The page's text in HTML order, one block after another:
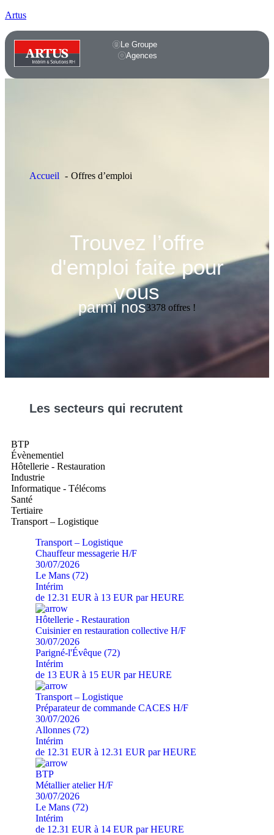
Artus
Le Groupe
Agences
Accueil Offres d’emploi
Trouvez l’offre
d'emploi faite pour
vous
parmi nos3378 offres !
Les secteurs qui recrutent
BTP
Évènementiel
Hôtellerie - Restauration
Industrie
Informatique - Télécoms
Santé
Tertiaire
Transport – Logistique
Transport – Logistique
Chauffeur messagerie H/F
30/07/2026
Le Mans (72)
Intérim
de 12.31 EUR à 13 EUR par HEURE
Hôtellerie - Restauration
Cuisinier en restauration collective H/F
30/07/2026
Parigné-l'Évêque (72)
Intérim
de 13 EUR à 15 EUR par HEURE
Transport – Logistique
Préparateur de commande CACES H/F
30/07/2026
Allonnes (72)
Intérim
de 12.31 EUR à 12.31 EUR par HEURE
BTP
Métallier atelier H/F
30/07/2026
Le Mans (72)
Intérim
de 12.31 EUR à 14 EUR par HEURE